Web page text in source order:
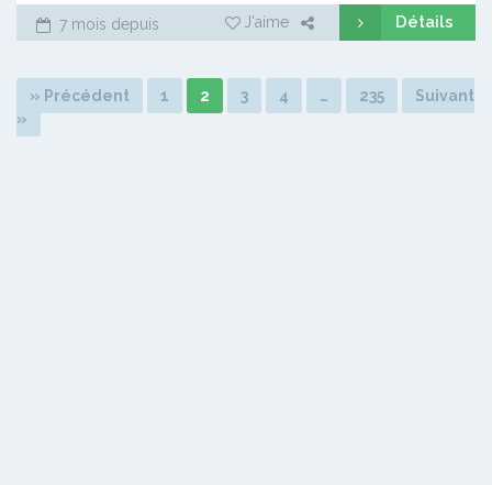
7 mois depuis J'aime Détails
» Précédent 1 2 3 4 … 235
Suivant
»